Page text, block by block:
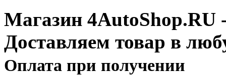
Магазин 4AutoShop.RU
Доставляем товар в
Оплата при получении